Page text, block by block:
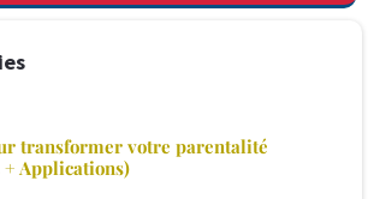
transformer votre parentalité
+ Applications)